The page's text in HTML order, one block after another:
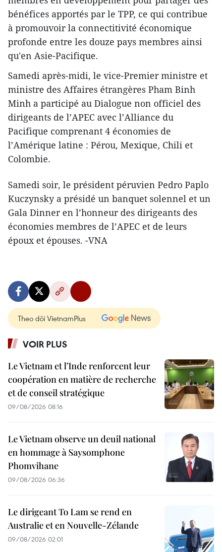
bénéfices apportés par le TPP, ce qui contribue
à promouvoir la connectitivité économique
profonde entre les douze pays membres ainsi
qu'en Asie-Pacifique.
Samedi après-midi, le vice-Premier ministre et
ministre des Affaires étrangères Pham Binh
Minh a participé au Dialogue non officiel des
dirigeants de l’APEC avec l’Alliance du
Pacifique comprenant 4 économies de
l’Amérique latine : Pérou, Mexique, Chili et
Colombie.
Samedi soir, le président péruvien Pedro Paplo
Kuczynsky a présidé un banquet solennel et un
Gala Dinner en l’honneur des dirigeants des
économies membres de l’APEC et de leurs
époux et épouses. -VNA
Theo dõi VietnamPlus
VOIR PLUS
Le Vietnam et l’Inde renforcent leur
coopération en matière de recherche
et de conseil stratégique
09/08/2026 08:16
Le Vietnam observe un deuil national
en hommage à Saysomphone
Phomvihane
09/08/2026 06:36
Le dirigeant To Lam se rend en
Australie et en Nouvelle-Zélande
09/08/2026 02:01